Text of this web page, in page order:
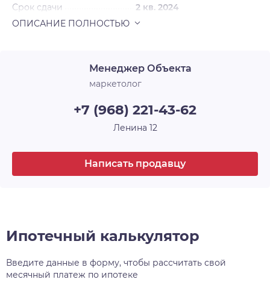
Срок сдачи 2 кв. 2024
Менеджер Объекта
маркетолог
+7 (968) 221-43-62
Ленина 12
Написать продавцу
Ипотечный калькулятор
Введите данные в форму, чтобы рассчитать свой
месячный платеж по ипотеке